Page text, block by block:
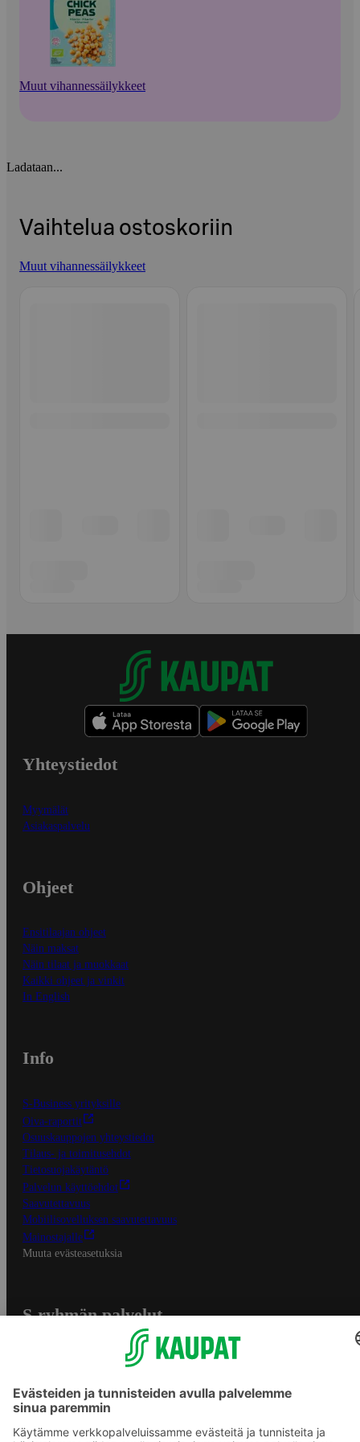
Muut vihannessäilykkeet
Ladataan...
Vaihtelua ostoskoriin
Muut vihannessäilykkeet
Yhteystiedot
Myymälät
Asiakaspalvelu
Ohjeet
Ensitilaajan ohjeet
Näin maksat
Näin tilaat ja muokkaat
Kaikki ohjeet ja vinkit
In English
Info
S-Business yrityksille
Oiva-raportit
Osuuskauppojen yhteystiedot
Tilaus- ja toimitusehdot
Tietosuojakäytäntö
Palvelun käyttöehdot
Saavutettavuus
Mobiilisovelluksen saavutettavuus
Mainostajalle
Muuta evästeasetuksia
S-ryhmän palvelut
Yhteishyvä Ruoka -sovellus
S-ostoslista -sovellus
Prisma.fi